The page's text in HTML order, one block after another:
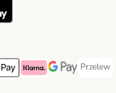
Method
Pay Payment Method
Klarna Payment Method
Google Pay
Przelew
Przelew